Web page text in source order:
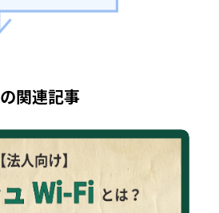
の関連記事